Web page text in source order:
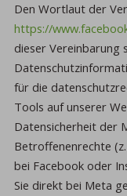
Den Wortlaut der
https://
dieser Vereinbarung
für die
Tools auf unserer
Datensicherheit der
Betroffenenrechte
bei Facebook oder
Sie direkt bei Meta